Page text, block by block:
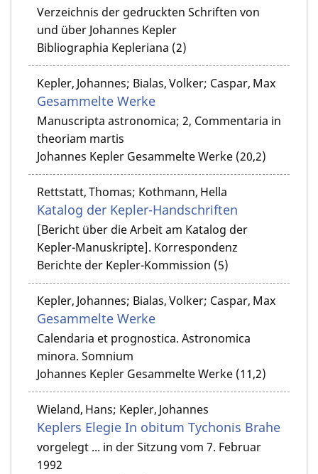
Verzeichnis der gedruckten Schriften von
und über Johannes Kepler
Bibliographia Kepleriana (2)
Kepler, Johannes; Bialas, Volker; Caspar, Max
Gesammelte Werke
Manuscripta astronomica; 2, Commentaria in
theoriam martis
Johannes Kepler Gesammelte Werke (20,2)
Rettstatt, Thomas; Kothmann, Hella
Katalog der Kepler-Handschriften
[Bericht über die Arbeit am Katalog der
Kepler-Manuskripte]. Korrespondenz
Berichte der Kepler-Kommission (5)
Kepler, Johannes; Bialas, Volker; Caspar, Max
Gesammelte Werke
Calendaria et prognostica. Astronomica
minora. Somnium
Johannes Kepler Gesammelte Werke (11,2)
Wieland, Hans; Kepler, Johannes
Keplers Elegie In obitum Tychonis Brahe
vorgelegt ... in der Sitzung vom 7. Februar
1992